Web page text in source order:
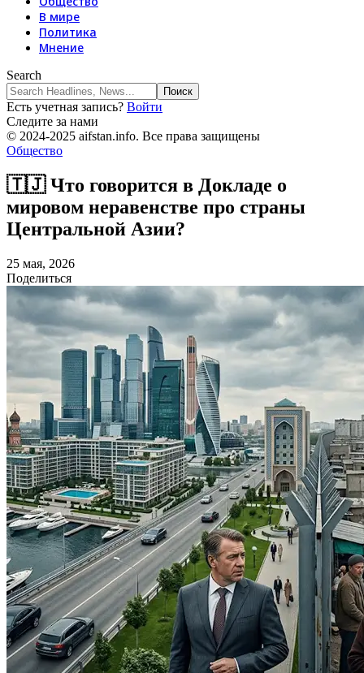
В мире
Политика
Мнение
Search
Есть учетная запись? Войти
Следите за нами
© 2024-2025 aifstan.info. Все права защищены
Общество
🇹🇯 Что говорится в Докладе о
мировом неравенстве про страны
Центральной Азии?
25 мая, 2026
Поделиться